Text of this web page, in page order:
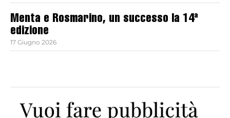
Menta e Rosmarino, un successo la 14ª
edizione
17 Giugno 2026